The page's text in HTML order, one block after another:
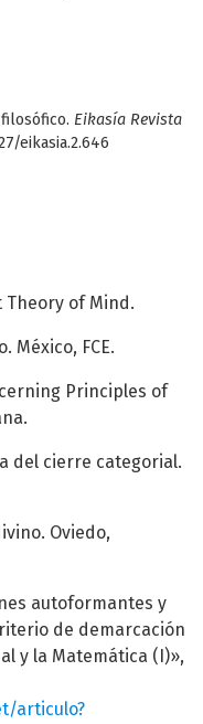
Eikasía Revista
eikasia.2.646
Theory of Mind.
México, FCE.
Principles of
del cierre categorial.
Oviedo,
autoformantes y
de demarcación
y la Matemática (I)»,
articulo?